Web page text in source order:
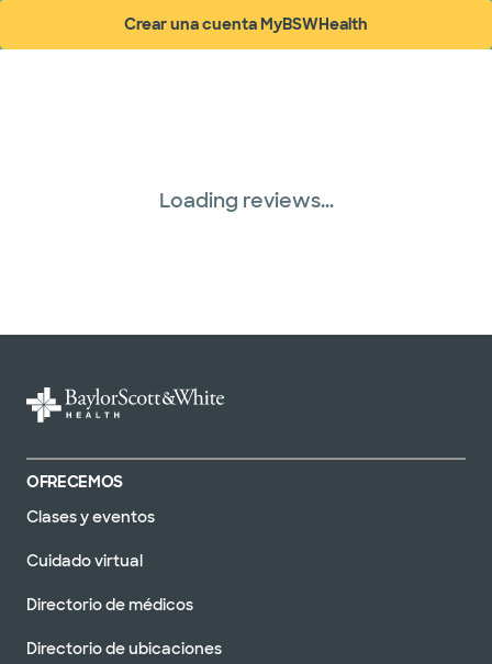
Crear una cuenta MyBSWHealth
(abre en ventana nueva)
Loading reviews...
OFRECEMOS
Clases y eventos
Cuidado virtual
Directorio de médicos
Directorio de ubicaciones